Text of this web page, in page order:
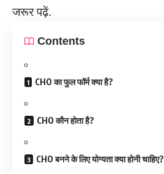
जरूर पढ़ें.
Contents
CHO का फुल फॉर्म क्या है?
CHO कौन होता है?
CHO बनने के लिए योग्यता क्या होनी चाहिए?